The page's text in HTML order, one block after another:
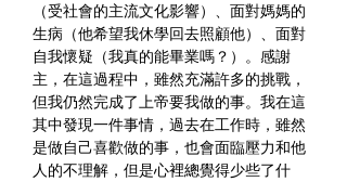
（受社會的主流文化影響）、面對媽媽的
生病（他希望我休學回去照顧他）、面對
自我懷疑（我真的能畢業嗎？）。感謝
主，在這過程中，雖然充滿許多的挑戰，
但我仍然完成了上帝要我做的事。我在這
其中發現一件事情，過去在工作時，雖然
是做自己喜歡做的事，也會面臨壓力和他
人的不理解，但是心裡總覺得少些了什